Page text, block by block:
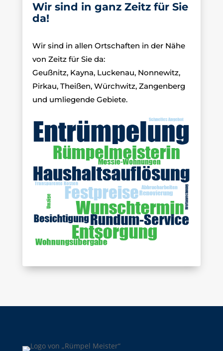
Wir sind in ganz Zeitz für Sie
da!
Wir sind in allen Ortschaften in der Nähe
von Zeitz für Sie da:
Geußnitz, Kayna, Luckenau, Nonnewitz,
Pirkau, Theißen, Würchwitz, Zangenberg
und umliegende Gebiete.